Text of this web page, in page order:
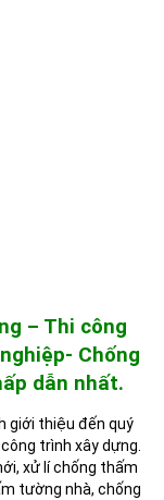
– Thi công
Chống
dẫn nhất.
giới thiệu đến quý
trình xây dựng.
xử lí chống thấm
tường nhà, chống